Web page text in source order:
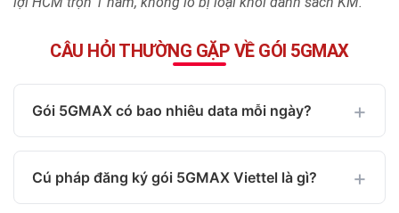
CÂU HỎI THƯỜNG GẶP VỀ GÓI 5GMAX
Gói 5GMAX có bao nhiêu data mỗi ngày?
Cú pháp đăng ký gói 5GMAX Viettel là gì?